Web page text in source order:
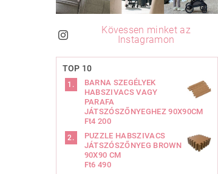
Kövessen minket az
Instagramon
TOP 10
BARNA SZEGÉLYEK
HABSZIVACS VAGY
PARAFA
JÁTSZÓSZŐNYEGHEZ 90X90CM
Ft4 200
PUZZLE HABSZIVACS
JÁTSZÓSZŐNYEG BROWN
90X90 CM
Ft6 490